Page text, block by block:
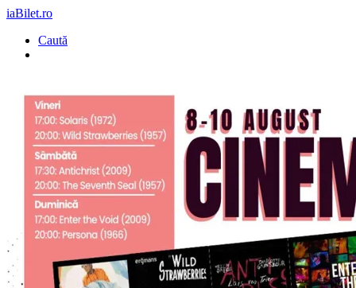
iaBilet.ro
Caută